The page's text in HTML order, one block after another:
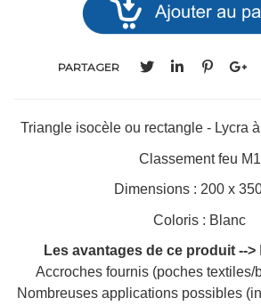
PARTAGER
Triangle isocèle ou rectangle - Lycra
Classement feu M1
Dimensions : 200 x
Coloris : Blanc
Les avantages de ce produit -->
Accroches fournis (poches textiles/
Nombreuses applications possibles